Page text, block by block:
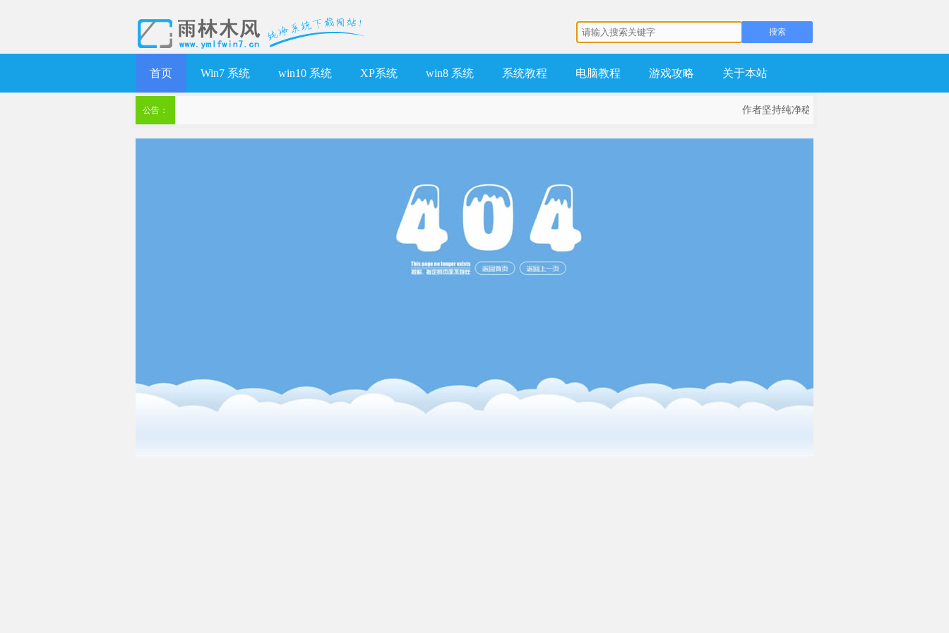
首页 Win7 系统 win10 系统 XP系统 win8 系统 系统教程 电脑教程 游戏攻略 关于本站
公告： 作者坚持纯净稳定为基础，不流氓，不锁主页